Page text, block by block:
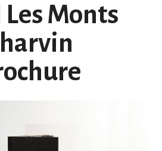
Les Monts